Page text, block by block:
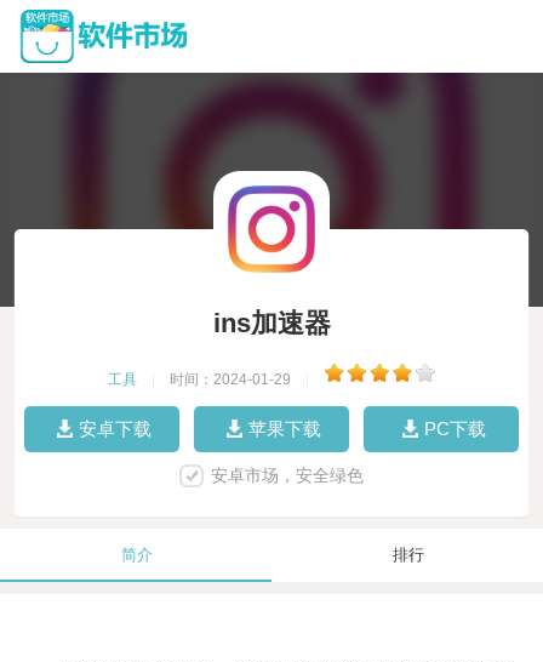
ins加速器
工具 时间：2024-01-29
安卓下载 苹果下载 PC下载
安卓市场，安全绿色
简介 排行